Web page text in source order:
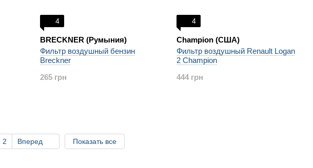
4
BRECKNER (Румыния)
Фильтр воздушный бензин
Breckner
265 грн
4
Champion (США)
Фильтр воздушный Renault Logan
2 Champion
444 грн
2 Вперед Показать все